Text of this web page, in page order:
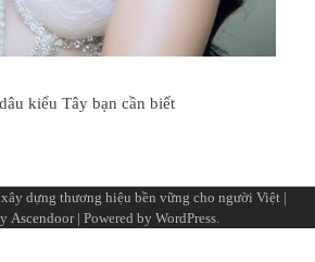
kiểu Tây bạn cần biết
dựng thương hiệu bền vững cho người Việt |
Ascendoor| Powered by WordPress.